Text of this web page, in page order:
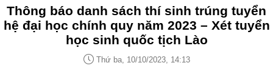
Thông báo danh sách thí sinh trúng tuyển
hệ đại học chính quy năm 2023 – Xét tuyển
học sinh quốc tịch Lào
Thứ ba, 10/10/2023, 14:13